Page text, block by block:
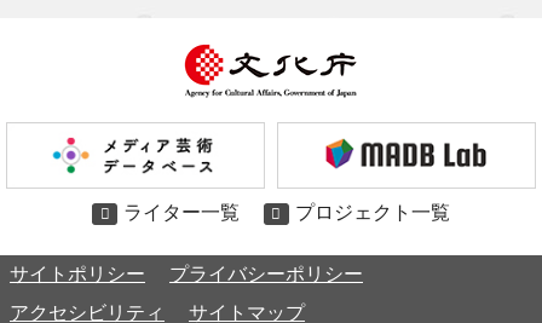
ライター一覧 プロジェクト一覧
サイトポリシー
プライバシーポリシー
アクセシビリティ
サイトマップ